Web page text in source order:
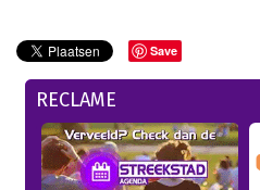
Save
RECLAME